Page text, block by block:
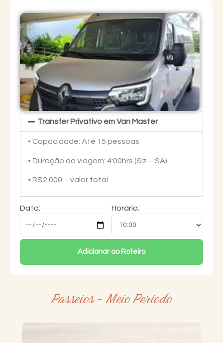
Transfer Privativo em Van Master
• Capacidade: Até 15 pessoas
• Duração da viagem: 4:00hrs (Slz – SA)
• R$2.000 – valor total
Data: Horário:
Adicionar ao Roteiro
Passeios - Meio Período